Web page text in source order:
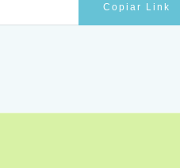
Copiar Link